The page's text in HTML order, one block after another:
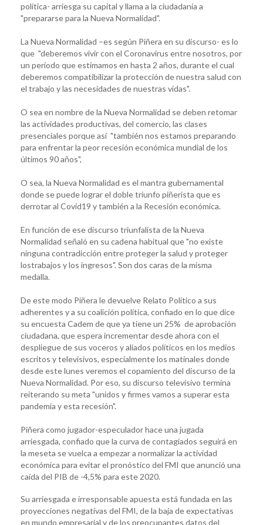
política- arriesga su capital y llama a la ciudadanía a
"prepararse para la Nueva Normalidad".
La Nueva Normalidad –es según Piñera en su discurso- es lo
que "deberemos vivir con el Coronavirus entre nosotros, por
un período que estimamos en hasta 2 años, durante el cual
deberemos compatibilizar la protección de nuestra salud con
el trabajo y las necesidades de nuestras vidas".
O sea en nombre de la Nueva Normalidad se deben retomar
las actividades productivas, del comercio, las clases
presenciales porque así "también nos estamos preparando
para enfrentar la peor recesión económica mundial de los
últimos 90 años",
O sea, la Nueva Normalidad es el mantra gubernamental
donde se puede lograr el doble triunfo piñerista que es
derrotar al Covid19 y también a la Recesión económica.
En función de ese discurso triunfalista de la Nueva
Normalidad señaló en su cadena habitual que "no existe
ninguna contradicción entre proteger la salud y proteger
lostrabajos y los ingresos". Son dos caras de la misma
medalla.
De este modo Piñera le devuelve Relato Político a sus
adherentes y a su coalición política, confiado en lo que dice
su encuesta Cadem de que ya tiene un 25% de aprobación
ciudadana, que espera incrementar desde ahora con el
despliegue de sus voceros y aliados políticos en los medios
escritos y televisivos, especialmente los matinales donde
desde este lunes veremos el copamiento del discurso de la
Nueva Normalidad. Por eso, su discurso televisivo termina
reiterando su meta "unidos y firmes vamos a superar esta
pandemia y esta recesión".
Piñera como jugador-especulador hace una jugada
arriesgada, confiado que la curva de contagiados seguirá en
la meseta se vuelca a empezar a normalizar la actividad
económica para evitar el pronóstico del FMI que anunció una
caída del PIB de -4,5% para este 2020.
Su arriesgada e irresponsable apuesta está fundada en las
proyecciones negativas del FMI, de la baja de expectativas
en mundo empresarial y de los preocupantes datos del